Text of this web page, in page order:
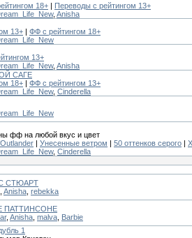
18+ | Переводы с рейтингом 13+
, Anisha
13+ | ФФ с рейтингом 18+
13+
, Anisha
САГЕ
18+ | ФФ с рейтингом 13+
, Cinderella
фф на любой вкус и цвет
| Унесенные ветром | 50 оттенков серого |
, Cinderella
СТЮАРТ
Anisha rebekka
ПАТТИНСОНЕ
, Anisha malva Barbie
1